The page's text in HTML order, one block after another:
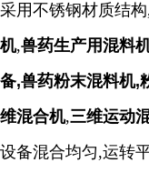
采用不锈钢材质结
机,兽药生产用混料
备,兽药粉末混料机,
维混合机,三维运动
设备混合均匀,运转